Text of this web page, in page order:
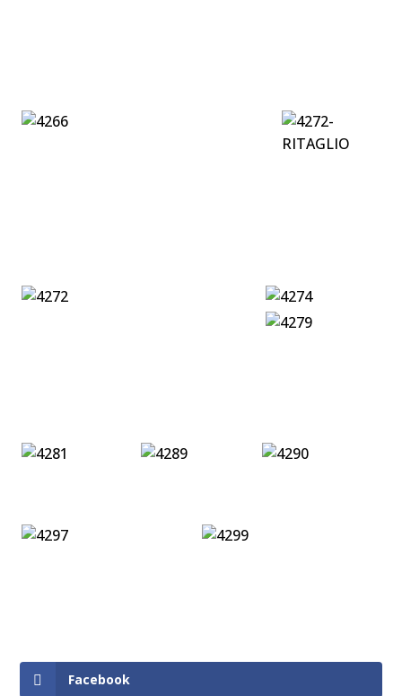
Facebook